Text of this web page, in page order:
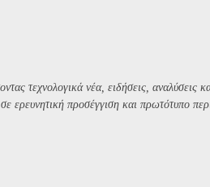
τεχνολογικά νέα, ειδήσεις, αναλύσεις
ερευνητική προσέγγιση και πρωτότυπο